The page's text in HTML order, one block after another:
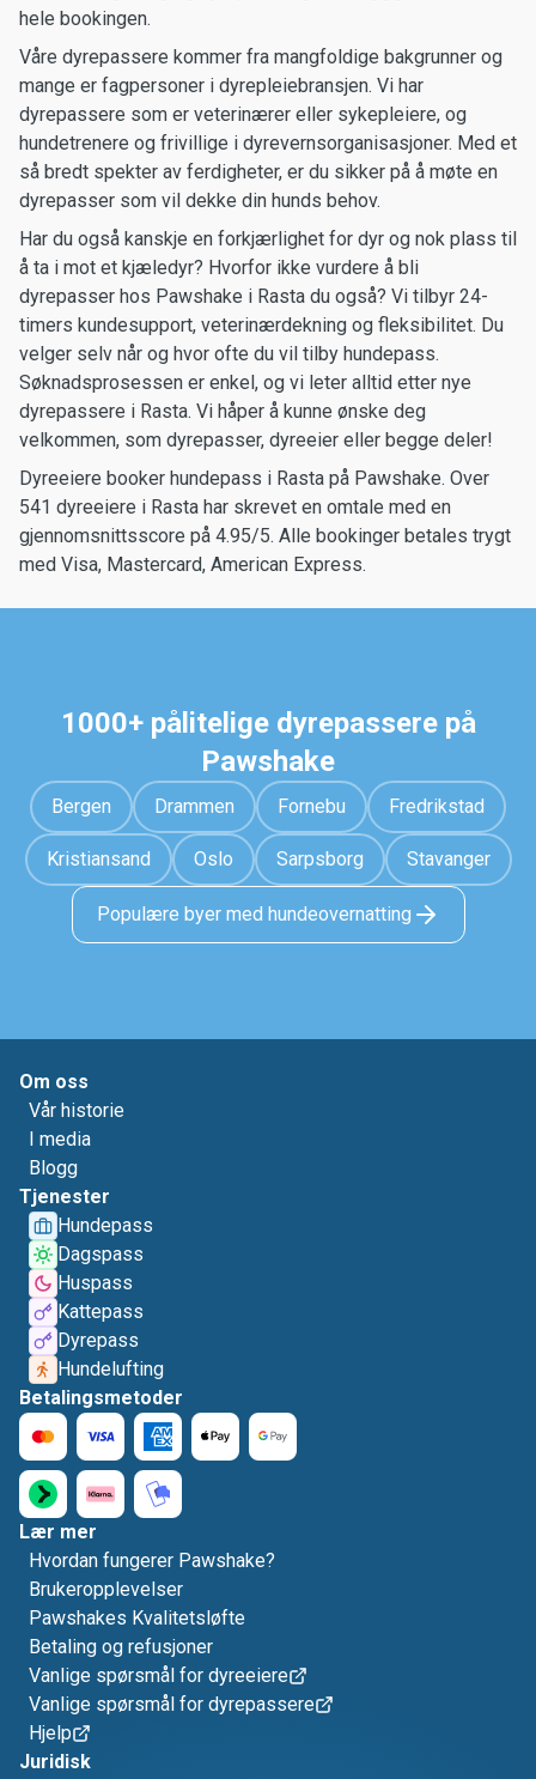
hele bookingen.
Våre dyrepassere kommer fra mangfoldige bakgrunner og
mange er fagpersoner i dyrepleiebransjen. Vi har
dyrepassere som er veterinærer eller sykepleiere, og
hundetrenere og frivillige i dyrevernsorganisasjoner. Med et
så bredt spekter av ferdigheter, er du sikker på å møte en
dyrepasser som vil dekke din hunds behov.
Har du også kanskje en forkjærlighet for dyr og nok plass til
å ta i mot et kjæledyr? Hvorfor ikke vurdere å bli
dyrepasser hos Pawshake i Rasta du også? Vi tilbyr 24-
timers kundesupport, veterinærdekning og fleksibilitet. Du
velger selv når og hvor ofte du vil tilby hundepass.
Søknadsprosessen er enkel, og vi leter alltid etter nye
dyrepassere i Rasta. Vi håper å kunne ønske deg
velkommen, som dyrepasser, dyreeier eller begge deler!
Dyreeiere booker hundepass i Rasta på Pawshake. Over
541 dyreeiere i Rasta har skrevet en omtale med en
gjennomsnittsscore på 4.95/5. Alle bookinger betales trygt
med Visa, Mastercard, American Express.
1000+ pålitelige dyrepassere på
Pawshake
Bergen Drammen Fornebu Fredrikstad
Kristiansand Oslo Sarpsborg Stavanger
Populære byer med hundeovernatting
Om oss
Vår historie
I media
Blogg
Tjenester
Hundepass
Dagspass
Huspass
Kattepass
Dyrepass
Hundelufting
Betalingsmetoder
Lær mer
Hvordan fungerer Pawshake?
Brukeropplevelser
Pawshakes Kvalitetsløfte
Betaling og refusjoner
Vanlige spørsmål for dyreeiere
Vanlige spørsmål for dyrepassere
Hjelp
Juridisk